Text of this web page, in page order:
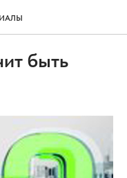
быть